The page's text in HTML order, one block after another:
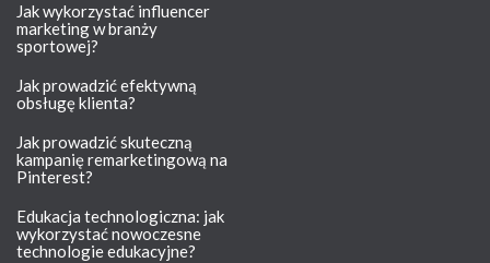
Jak wykorzystać influencer
marketing w branży
sportowej?
Jak prowadzić efektywną
obsługę klienta?
Jak prowadzić skuteczną
kampanię remarketingową na
Pinterest?
Edukacja technologiczna: jak
wykorzystać nowoczesne
technologie edukacyjne?